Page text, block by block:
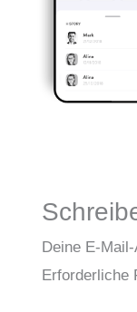
Deine E-
Erforderliche